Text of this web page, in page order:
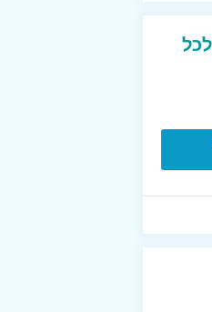
50% הנחה לכל